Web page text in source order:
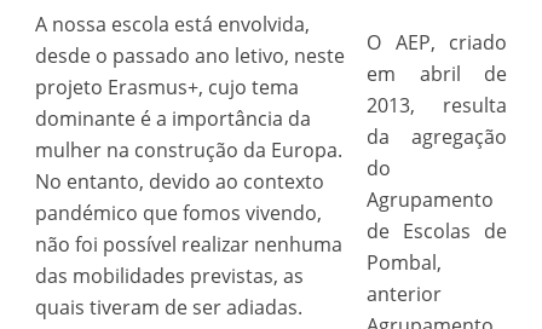
A nossa escola está envolvida,
desde o passado ano letivo, neste
projeto Erasmus+, cujo tema
dominante é a importância da
mulher na construção da Europa.
No entanto, devido ao contexto
pandémico que fomos vivendo,
não foi possível realizar nenhuma
das mobilidades previstas, as
quais tiveram de ser adiadas.
O AEP, criado
em abril de
2013, resulta
da agregação
do
Agrupamento
de Escolas de
Pombal,
anterior